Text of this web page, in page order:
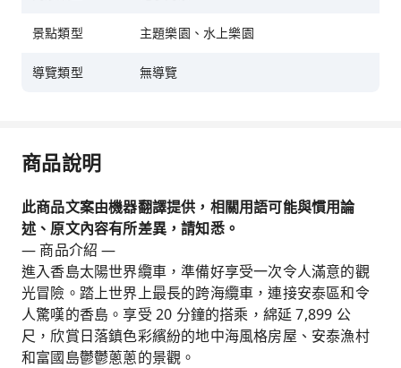
景點類型 主題樂園、水上樂園
導覽類型 無導覽
商品說明
此商品文案由機器翻譯提供，相關用語可能與慣用論
述、原文內容有所差異，請知悉。
— 商品介紹 —
進入香島太陽世界纜車，準備好享受一次令人滿意的觀
光冒險。踏上世界上最長的跨海纜車，連接安泰區和令
人驚嘆的香島。享受 20 分鐘的搭乘，綿延 7,899 公
尺，欣賞日落鎮色彩繽紛的地中海風格房屋、安泰漁村
和富國島鬱鬱蔥蔥的景觀。